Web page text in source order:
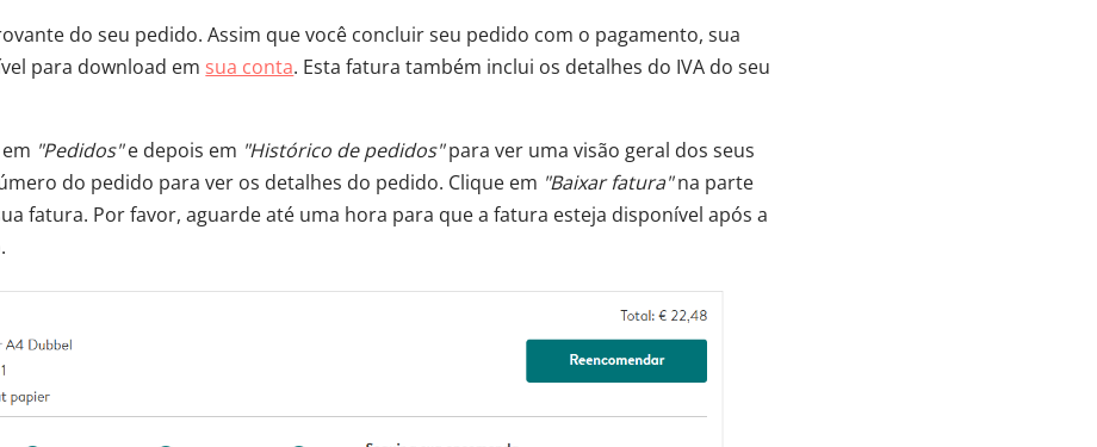
do seu pedido. Assim que você concluir seu pedido com o pagamento, sua
para download em sua conta. Esta fatura também inclui os detalhes do IVA do seu
"Pedidos"e depois em "Histórico de pedidos"para ver uma visão geral dos seus
do pedido para ver os detalhes do pedido. Clique em "Baixar fatura"na parte
fatura. Por favor, aguarde até uma hora para que a fatura esteja disponível após a